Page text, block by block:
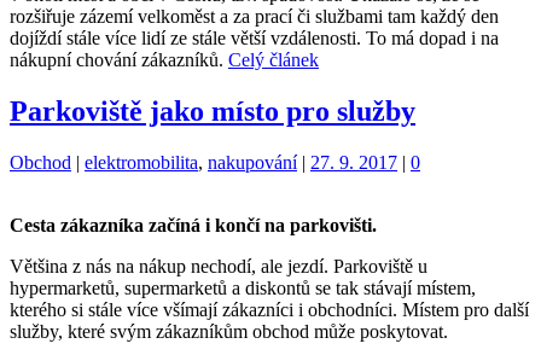
rozšiřuje zázemí velkoměst a za prací či službami tam každý den
dojíždí stále více lidí ze stále větší vzdálenosti. To má dopad i na
nákupní chování zákazníků. Celý článek
Parkoviště jako místo pro služby
Kategorie:
Obchod | Štítky:
elektromobilita, nakupování | 27. 9. 2017 | 0
Cesta zákazníka začíná i končí na parkovišti.
Většina z nás na nákup nechodí, ale jezdí. Parkoviště u
hypermarketů, supermarketů a diskontů se tak stávají místem,
kterého si stále více všímají zákazníci i obchodníci. Místem pro další
služby, které svým zákazníkům obchod může poskytovat.